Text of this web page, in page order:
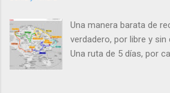
Brasil). ➡ Lee todos los
escribimos sobre este
Esperamos nuestros
información que te
Una manera barata de
verdadero, por libre y
Una ruta de 5 días, por
más importantes. Muy